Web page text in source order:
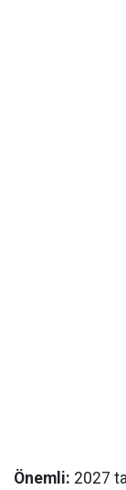
Önemli: 2027